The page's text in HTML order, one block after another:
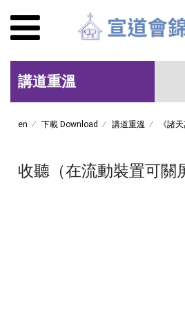
講道重溫
en 下載 Download 講道重溫 《諸
收聽（在流動裝置可關